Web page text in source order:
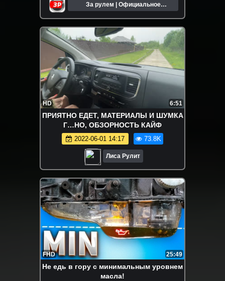
За рулем | Официальное
сообщество
HD 6:51
ПРИЯТНО ЕДЕТ, МАТЕРИАЛЫ И ШУМКА
Г…НО, ОБЗОРНОСТЬ КАЙФ
2022-06-01 14:17 73.8K
Лиса Рулит
FHD 25:49
Не едь в гору с минимальным уровнем
масла!